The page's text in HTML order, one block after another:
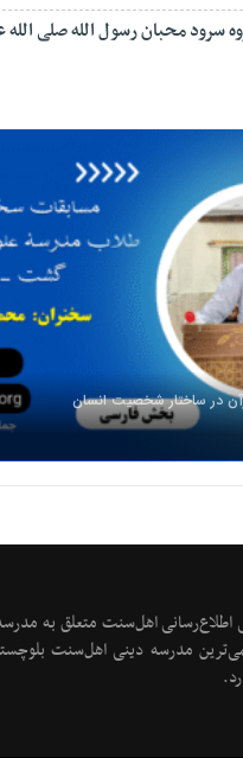
سرود محبان رسول الله صلی الله
در ساختار شخصیت انسان
اطلاع‌رسانی اهل‌سنت متعلق به
مدرسه دینی اهل‌سنت